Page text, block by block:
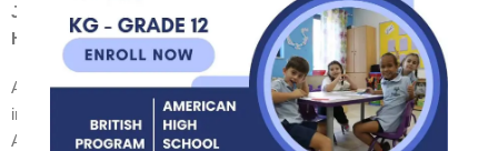
Job Opening 2026-2027
Human Geography Teacher (High School)
Alliance Academy Jordan is seeking an
inspiring
Human Geography Teacherfor
American Program
. The ideal candidate will